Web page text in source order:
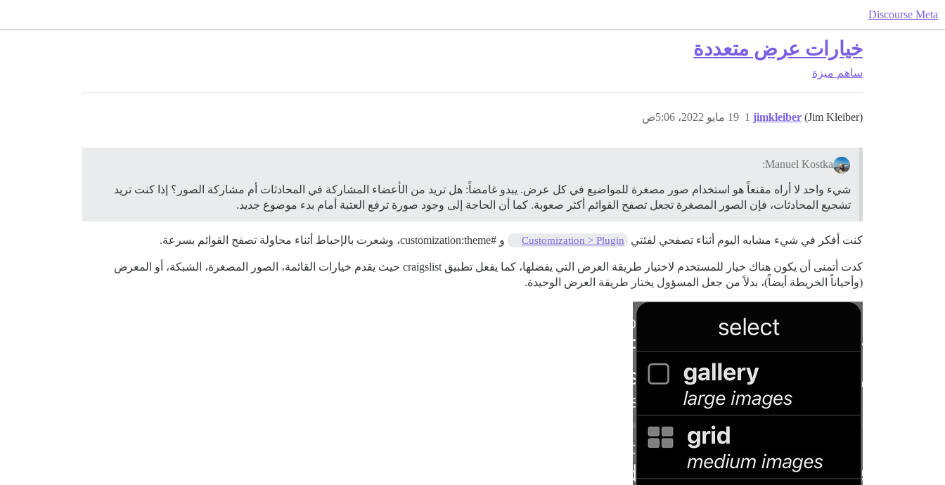
Discourse Meta
خيارات عرض متعددة
ساهم ميزة
jimkleiber (Jim Kleiber) 19 مايو 2022، 5:06ص 1
Manuel Kostka:
شيء واحد لا أراه مقنعاً هو استخدام صور مصغرة للمواضيع في كل عرض. يبدو غامضاً: هل تريد من الأعضاء المشاركة في المحادثات أم مشاركة الصور؟ إذا كنت تريد
تشجيع المحادثات، فإن الصور المصغرة تجعل تصفح القوائم أكثر صعوبة. كما أن الحاجة إلى وجود صورة ترفع العتبة أمام بدء موضوع جديد.
كنت أفكر في شيء مشابه اليوم أثناء تصفحي لفئتي Customization > Plugin و #customization:theme، وشعرت بالإحباط أثناء محاولة تصفح القوائم بسرعة.
كدت أتمنى أن يكون هناك خيار للمستخدم لاختيار طريقة العرض التي يفضلها، كما يفعل تطبيق craigslist حيث يقدم خيارات القائمة، الصور المصغرة، الشبكة، أو المعرض
(وأحياناً الخريطة أيضاً)، بدلاً من جعل المسؤول يختار طريقة العرض الوحيدة.